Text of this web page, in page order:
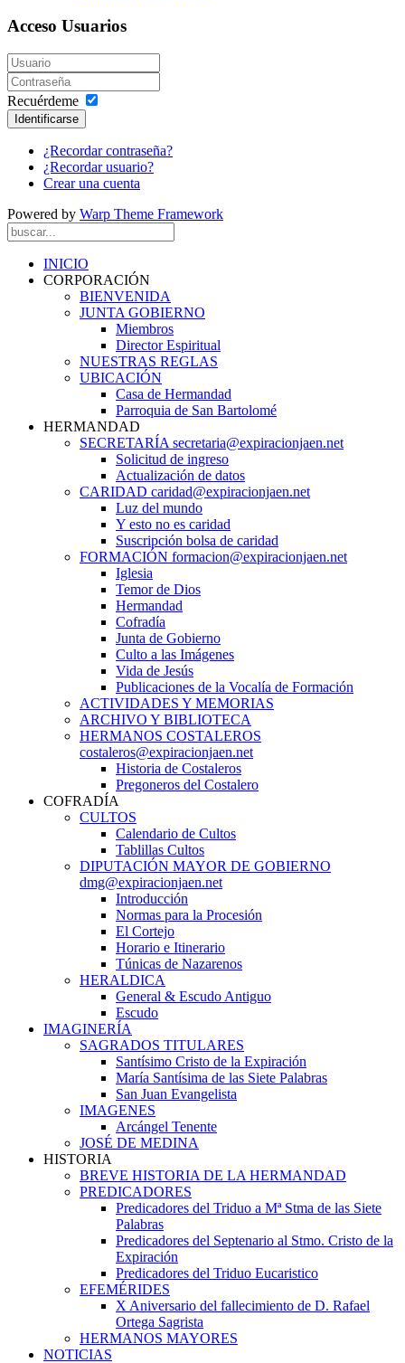
Acceso Usuarios
Recuérdeme
Identificarse
¿Recordar contraseña?
¿Recordar usuario?
Crear una cuenta
Powered by Warp Theme Framework
INICIO
CORPORACIÓN
BIENVENIDA
JUNTA GOBIERNO
Miembros
Director Espiritual
NUESTRAS REGLAS
UBICACIÓN
Casa de Hermandad
Parroquia de San Bartolomé
HERMANDAD
SECRETARÍA secretaria@expiracionjaen.net
Solicitud de ingreso
Actualización de datos
CARIDAD caridad@expiracionjaen.net
Luz del mundo
Y esto no es caridad
Suscripción bolsa de caridad
FORMACIÓN formacion@expiracionjaen.net
Iglesia
Temor de Dios
Hermandad
Cofradía
Junta de Gobierno
Culto a las Imágenes
Vida de Jesús
Publicaciones de la Vocalía de Formación
ACTIVIDADES Y MEMORIAS
ARCHIVO Y BIBLIOTECA
HERMANOS COSTALEROS
costaleros@expiracionjaen.net
Historia de Costaleros
Pregoneros del Costalero
COFRADÍA
CULTOS
Calendario de Cultos
Tablillas Cultos
DIPUTACIÓN MAYOR DE GOBIERNO
dmg@expiracionjaen.net
Introducción
Normas para la Procesión
El Cortejo
Horario e Itinerario
Túnicas de Nazarenos
HERALDICA
General & Escudo Antiguo
Escudo
IMAGINERÍA
SAGRADOS TITULARES
Santísimo Cristo de la Expiración
María Santísima de las Siete Palabras
San Juan Evangelista
IMAGENES
Arcángel Tenente
JOSÉ DE MEDINA
HISTORIA
BREVE HISTORIA DE LA HERMANDAD
PREDICADORES
Predicadores del Triduo a Mª Stma de las Siete
Palabras
Predicadores del Septenario al Stmo. Cristo de la
Expiración
Predicadores del Triduo Eucaristico
EFEMÉRIDES
X Aniversario del fallecimiento de D. Rafael
Ortega Sagrista
HERMANOS MAYORES
NOTICIAS